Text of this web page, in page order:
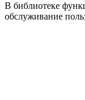
В библиотеке
обслуживание